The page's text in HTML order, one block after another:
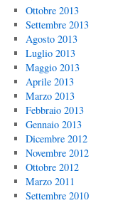
Ottobre 2013
Settembre 2013
Agosto 2013
Luglio 2013
Maggio 2013
Aprile 2013
Marzo 2013
Febbraio 2013
Gennaio 2013
Dicembre 2012
Novembre 2012
Ottobre 2012
Marzo 2011
Settembre 2010